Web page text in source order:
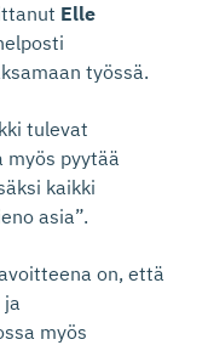
Elle
työssä.
tulevat
myös pyytää
kaikki
asia”.
on, että
myös